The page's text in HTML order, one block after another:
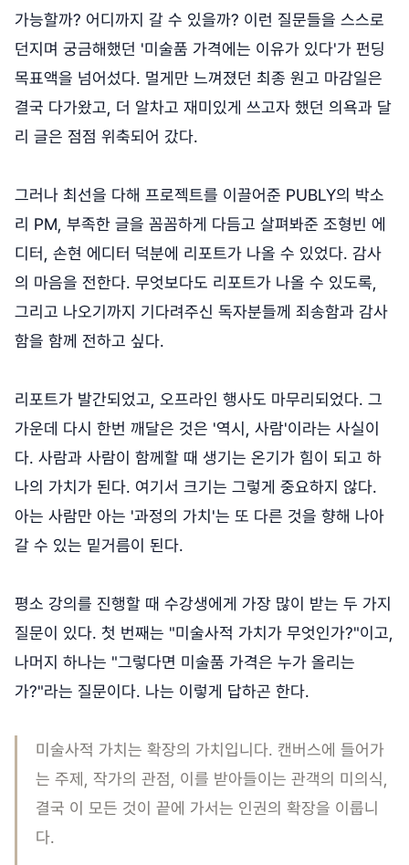
가능할까? 어디까지 갈 수 있을까? 이런 질문들을 스스로
던지며 궁금해했던 '미술품 가격에는 이유가 있다'가 펀딩
목표액을 넘어섰다. 멀게만 느껴졌던 최종 원고 마감일은
결국 다가왔고, 더 알차고 재미있게 쓰고자 했던 의욕과 달
리 글은 점점 위축되어 갔다.
그러나 최선을 다해 프로젝트를 이끌어준 PUBLY의 박소
리 PM, 부족한 글을 꼼꼼하게 다듬고 살펴봐준 조형빈 에
디터, 손현 에디터 덕분에 리포트가 나올 수 있었다. 감사
의 마음을 전한다. 무엇보다도 리포트가 나올 수 있도록,
그리고 나오기까지 기다려주신 독자분들께 죄송함과 감사
함을 함께 전하고 싶다.
리포트가 발간되었고, 오프라인 행사도 마무리되었다. 그
가운데 다시 한번 깨달은 것은 '역시, 사람'이라는 사실이
다. 사람과 사람이 함께할 때 생기는 온기가 힘이 되고 하
나의 가치가 된다. 여기서 크기는 그렇게 중요하지 않다.
아는 사람만 아는 '과정의 가치'는 또 다른 것을 향해 나아
갈 수 있는 밑거름이 된다.
평소 강의를 진행할 때 수강생에게 가장 많이 받는 두 가지
질문이 있다. 첫 번째는 "미술사적 가치가 무엇인가?"이고,
나머지 하나는 "그렇다면 미술품 가격은 누가 올리는
가?"라는 질문이다. 나는 이렇게 답하곤 한다.
미술사적 가치는 확장의 가치입니다. 캔버스에 들어가
는 주제, 작가의 관점, 이를 받아들이는 관객의 미의식,
결국 이 모든 것이 끝에 가서는 인권의 확장을 이룹니
다.